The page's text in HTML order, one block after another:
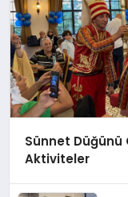
Sünnet
Aktiviteler